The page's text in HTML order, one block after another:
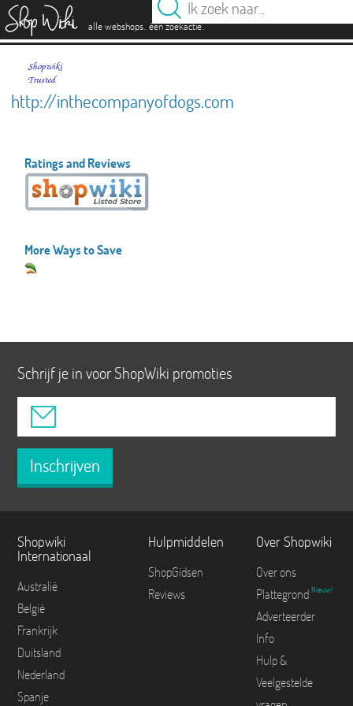
alle webshops. één zoekactie.
http://inthecompanyofdogs.com
Ratings and Reviews
More Ways to Save
Schrijf je in voor ShopWiki promoties
Inschrijven
Shopwiki
Internationaal
Australië
België
Frankrijk
Duitsland
Nederland
Spanje
Hulpmiddelen
ShopGidsen
Reviews
Over Shopwiki
Over ons
Plattegrond Nieuw!
Adverteerder
Info
Hulp &
Veelgestelde